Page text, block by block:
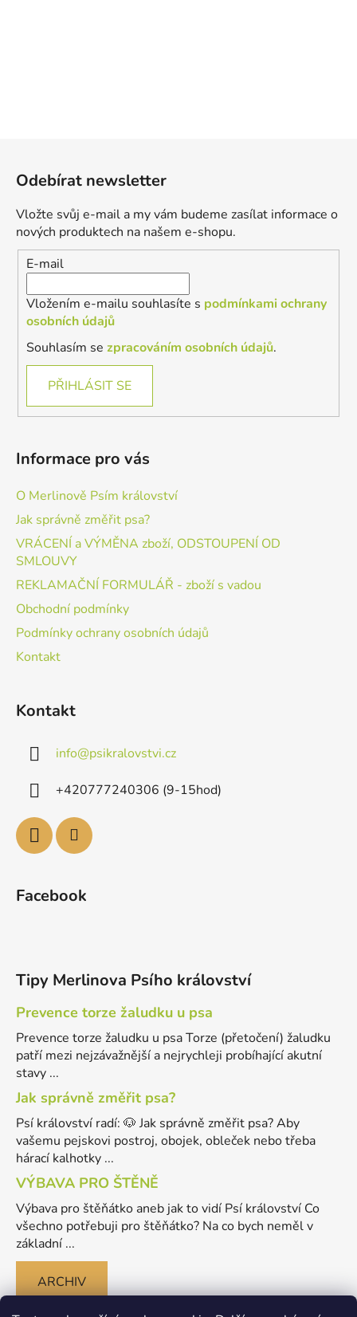
Odebírat newsletter
Vložte svůj e-mail a my vám budeme zasílat informace o
nových produktech na našem e-shopu.
E-mail
Vložením e-mailu souhlasíte s podmínkami ochrany
osobních údajů
Souhlasím se zpracováním osobních údajů.
PŘIHLÁSIT SE
Informace pro vás
O Merlinově Psím království
Jak správně změřit psa?
VRÁCENÍ a VÝMĚNA zboží, ODSTOUPENÍ OD
SMLOUVY
REKLAMAČNÍ FORMULÁŘ - zboží s vadou
Obchodní podmínky
Podmínky ochrany osobních údajů
Kontakt
Kontakt
info@psikralovstvi.cz
+420777240306 (9-15hod)
Facebook
Tipy Merlinova Psího království
Prevence torze žaludku u psa
Prevence torze žaludku u psa Torze (přetočení) žaludku
patří mezi nejzávažnější a nejrychleji probíhající akutní
stavy ...
Jak správně změřit psa?
Psí království radí: 🐶 Jak správně změřit psa? Aby
vašemu pejskovi postroj, obojek, obleček nebo třeba
hárací kalhotky ...
VÝBAVA PRO ŠTĚNĚ
Výbava pro štěňátko aneb jak to vidí Psí království Co
všechno potřebuji pro štěňátko? Na co bych neměl v
základní ...
ARCHIV